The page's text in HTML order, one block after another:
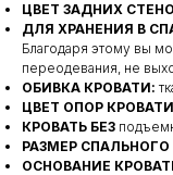
ЦВЕТ ЗАДНИХ
ДЛЯ ХРАНЕНИЯ В
Благодаря этому вы
переодевания, не
ОБИВКА КРОВАТИ:
ЦВЕТ ОПОР
КРОВАТЬ БЕЗ
РАЗМЕР
ОСНОВАНИЕ